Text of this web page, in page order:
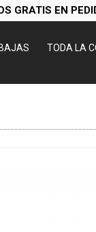
GRATIS EN
TODA LA